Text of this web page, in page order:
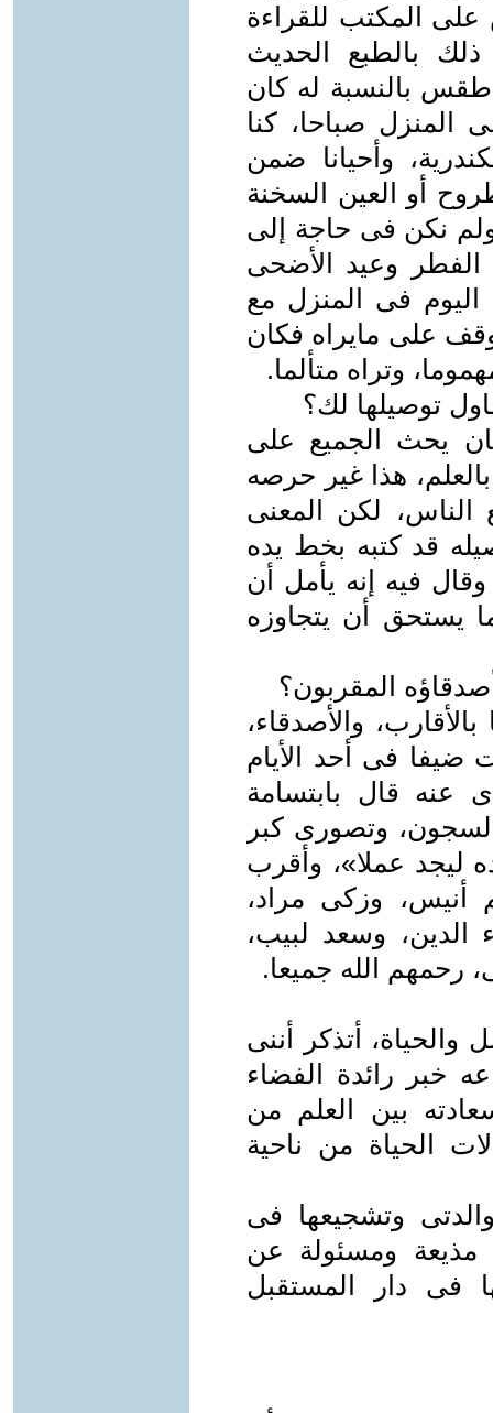
على المكتب للقراءة
بالطبع الحديث
طقس بالنسبة له كان
المنزل صباحا، كنا
وأحيانا ضمن
أو العين السخنة
ولم نكن فى حاجة إلى
وعيد الأضحى
فى المنزل مع
على مايراه فكان
وتراه متألما.
توصيلها لك؟
يحث الجميع على
هذا غير حرصه
لكن المعنى
قد كتبه بخط يده
فيه إنه يأمل أن
يستحق أن يتجاوزه
المقربون؟
والأصدقاء،
ضيفا فى أحد الأيام
عنه قال بابتسامة
وتصورى كبر
عملا»، وأقرب
أنيس، وزكى مراد،
الدين، وسعد لبيب،
رحمهم الله جميعا.
والحياة، أتذكر أننى
خبر رائدة الفضاء
بين العلم من
الحياة من ناحية
وتشجيعها فى
مذيعة ومسئولة عن
فى دار المستقبل